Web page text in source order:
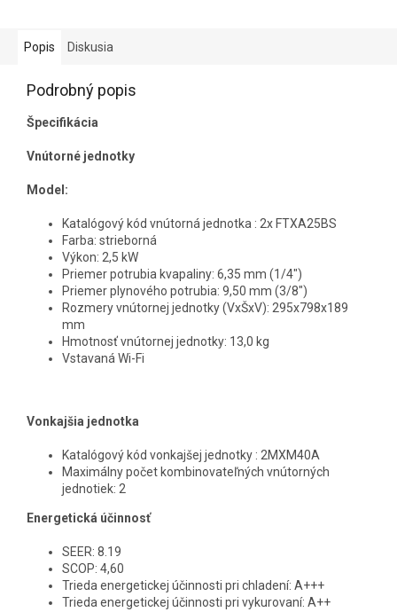
Popis Diskusia
Podrobný popis
Špecifikácia
Vnútorné jednotky
Model:
Katalógový kód vnútorná jednotka : 2x FTXA25BS
Farba: strieborná
Výkon: 2,5 kW
Priemer potrubia kvapaliny: 6,35 mm (1/4")
Priemer plynového potrubia: 9,50 mm (3/8")
Rozmery vnútornej jednotky (VxŠxV): 295x798x189
mm
Hmotnosť vnútornej jednotky: 13,0 kg
Vstavaná Wi-Fi
Vonkajšia jednotka
Katalógový kód vonkajšej jednotky : 2MXM40A
Maximálny počet kombinovateľných vnútorných
jednotiek: 2
Energetická účinnosť
SEER: 8.19
SCOP: 4,60
Trieda energetickej účinnosti pri chladení: A+++
Trieda energetickej účinnosti pri vykurovaní: A++